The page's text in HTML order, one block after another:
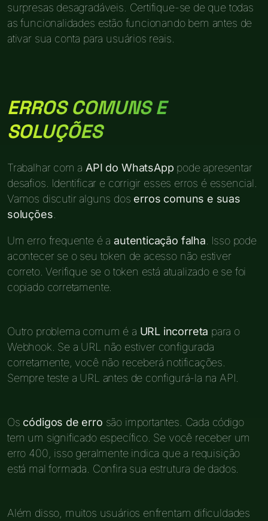
surpresas desagradáveis. Certifique-se de que todas
as funcionalidades estão funcionando bem antes de
ativar sua conta para usuários reais.
ERROS COMUNS E
SOLUÇÕES
Trabalhar com a API do WhatsApp pode apresentar
desafios. Identificar e corrigir esses erros é essencial.
Vamos discutir alguns dos erros comuns e suas
soluções
Um erro frequente é aautenticação falha . Isso pode
acontecer se o seu token de acesso não estiver
correto. Verifique se o token está atualizado e se foi
copiado corretamente.
Outro problema comum é a URL incorreta para o
Webhook. Se a URL não estiver configurada
corretamente, você não receberá notificações.
Sempre teste a URL antes de configurá-la na API.
Os códigos de erro são importantes. Cada código
tem um significado específico. Se você receber um
erro 400, isso geralmente indica que a requisição
está mal formada. Confira sua estrutura de dados.
Além disso, muitos usuários enfrentam dificuldades